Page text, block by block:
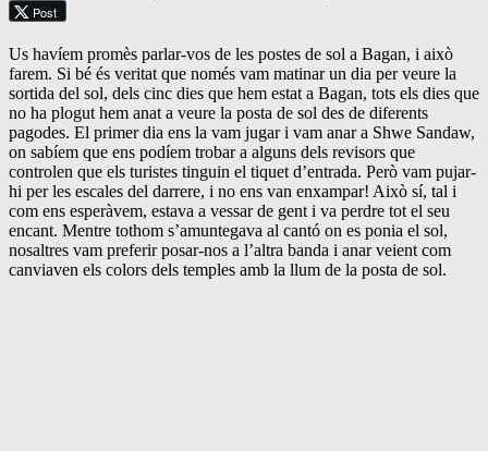
Post
Us havíem promès parlar-vos de les postes de sol a Bagan, i això
farem. Si bé és veritat que només vam matinar un dia per veure la
sortida del sol, dels cinc dies que hem estat a Bagan, tots els dies que
no ha plogut hem anat a veure la posta de sol des de diferents
pagodes. El primer dia ens la vam jugar i vam anar a Shwe Sandaw,
on sabíem que ens podíem trobar a alguns dels revisors que
controlen que els turistes tinguin el tiquet d’entrada. Però vam pujar-
hi per les escales del darrere, i no ens van enxampar! Això sí, tal i
com ens esperàvem, estava a vessar de gent i va perdre tot el seu
encant. Mentre tothom s’amuntegava al cantó on es ponia el sol,
nosaltres vam preferir posar-nos a l’altra banda i anar veient com
canviaven els colors dels temples amb la llum de la posta de sol.